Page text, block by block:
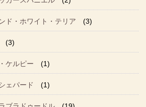
ド・ホワイト・テリア (3)
(3)
ケルピー (1)
ェパード (1)